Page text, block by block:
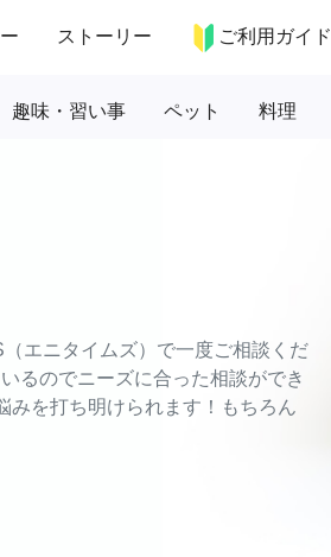
ストーリー ご利用ガイド
趣味・習い事 ペット 料理
エニタイムズ）で一度ご相談くだ
るのでニーズに合った相談ができ
みを打ち明けられます！もちろん